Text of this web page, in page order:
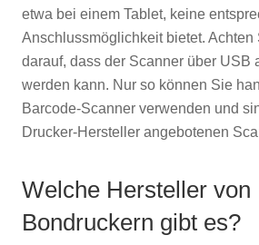
etwa bei einem Tablet, keine
Anschlussmöglichkeit bietet. Achten
darauf, dass der Scanner über USB
werden kann. Nur so können Sie
Barcode-Scanner verwenden und
Drucker-Hersteller angebotenen
Welche Hersteller von
Bondruckern gibt es?